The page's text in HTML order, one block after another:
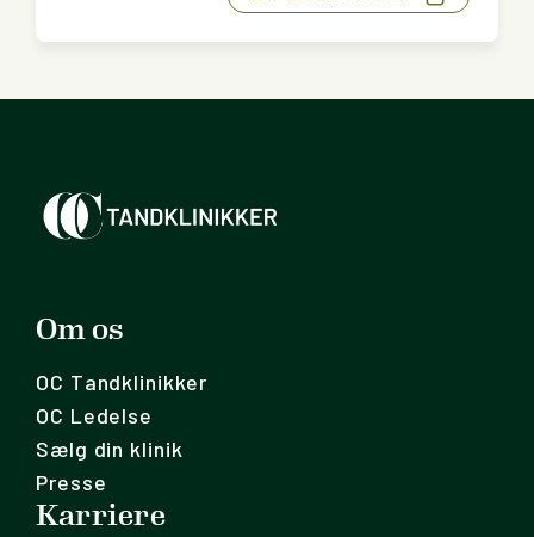
Om os
OC Tandklinikker
OC Ledelse
Sælg din klinik
Presse
Karriere